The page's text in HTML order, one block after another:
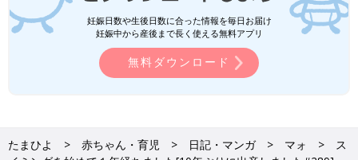
妊娠日数や生後日数に合った情報を毎日お届け
妊娠中から産後まで長く使える無料アプリ
無料ダウンロード
たまひよ 赤ちゃん・育児 日記・マンガ マォ
ス